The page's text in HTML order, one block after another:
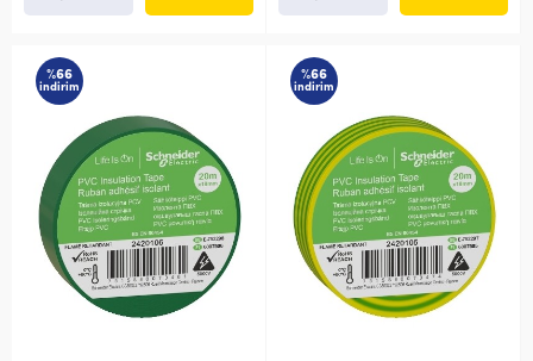
%66
indirim
%66
indirim